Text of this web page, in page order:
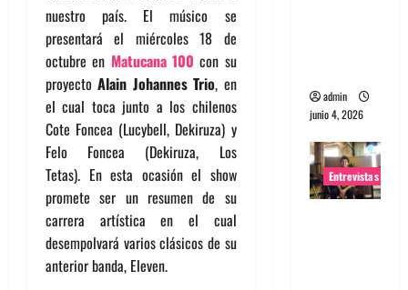
nuestro país. El músico se
presentará el miércoles 18 de
octubre en Matucana 100 con su
proyectoAlain Johannes Trio, en
el cual toca junto a los chilenos
Cote Foncea (Lucybell, Dekiruza) y
Felo Foncea (Dekiruza, Los
Tetas). En esta ocasión el show
promete ser un resumen de su
carrera artística en el cual
desempolvará varios clásicos de su
anterior banda, Eleven.
admin
junio 4, 2026
Entrevistas